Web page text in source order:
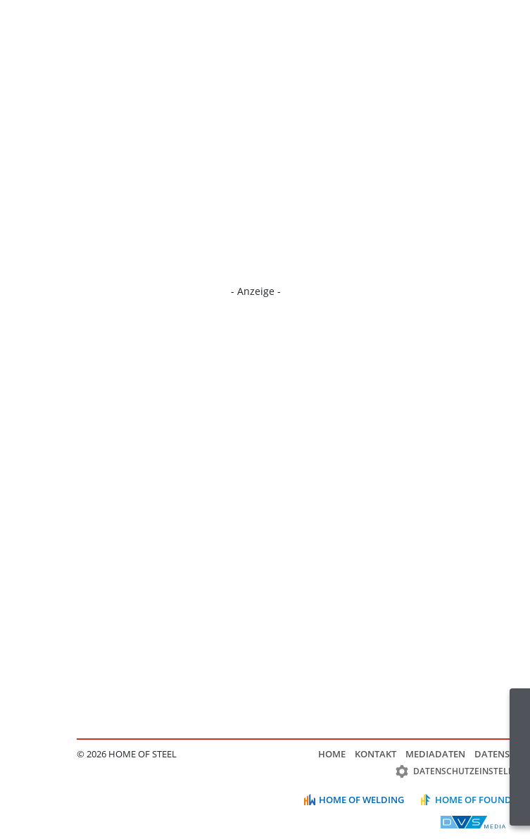
- Anzeige -
© 2026 HOME OF STEEL HOME KONTAKT MEDIADATEN
HOME OF WELDING HOME OF FOUNDRY